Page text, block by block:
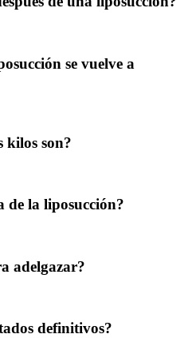
se vuelve a
kilos son?
de la liposucción?
adelgazar?
definitivos?